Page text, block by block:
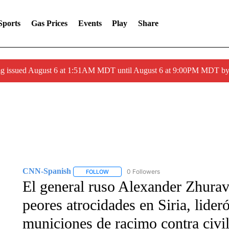
Gas Prices Events Play Share
issued August 6 at 1:51AM MDT until August 6 at 9:00PM MDT
CNN-Spanish FOLLOWFOLLOW "CNN-SPANISH" TO RECEIVE
0 Followers
El general ruso Alexander
peores atrocidades en Siria,
municiones de racimo contra